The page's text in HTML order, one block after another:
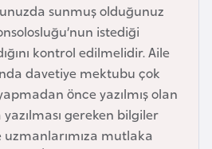
sunmuş olduğunuz
istediği
kontrol edilmelidir. Aile
davetiye mektubu çok
önce yazılmış olan
gereken bilgiler
uzmanlarımıza mutlaka